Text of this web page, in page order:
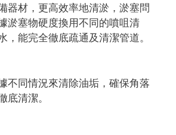
器材，更高效率地清淤，淤塞問
淤塞物硬度換用不同的噴咀清
，能完全徹底疏通及清潔管道。
不同情況來清除油垢，確保角落
底清潔。